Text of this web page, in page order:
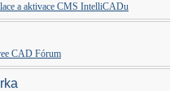
a aktivace CMS IntelliCADu
CAD Fórum